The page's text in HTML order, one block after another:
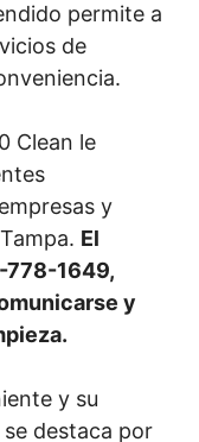
permite a
de
Clean le
y
El
778-1649,
y
y su
destaca por